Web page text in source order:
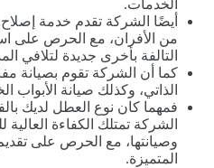
الخدمات.
أيضًا الشركة تقدم خدمة
من الأفران، مع الحرص على
التالفة بأخرى جديدة لتلافي
كما أن الشركة تقوم بصيانة
الذاتي، وكذلك صيانة الأبواب
فمهما كان نوع العطل لديك
الشركة تمتلك الكفاءة
وصيانتها، مع الحرص على
المتميزة.